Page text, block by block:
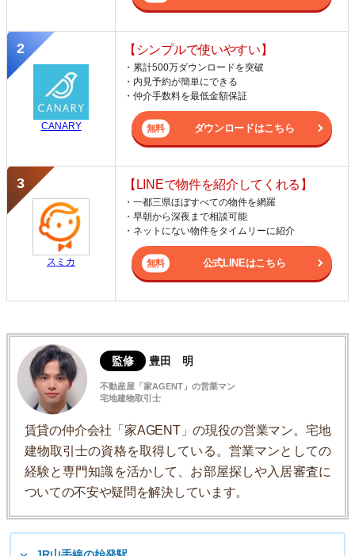
CANARY
【シンプルで使いやすい】
・累計500万ダウンロードを突破
・内見予約が簡単にできる
・仲介手数料を最低金額保証
ダウンロードはこちら
スミカ
【LINEで物件を紹介してくれる】
・一都三県ほぼすべての物件を網羅
・早朝から深夜まで相談可能
・ネットにない物件をタイムリーに紹介
公式LINEはこちら
監修 豊田 明
不動産屋「家AGENT」の営業マン
宅地建物取引士
賃貸の仲介会社「家AGENT」の現役の営業マン。宅地
建物取引士の資格を取得している。営業マンとしての
経験と専門知識を活かして、お部屋探しや入居審査に
ついての不安や疑問を解決しています。